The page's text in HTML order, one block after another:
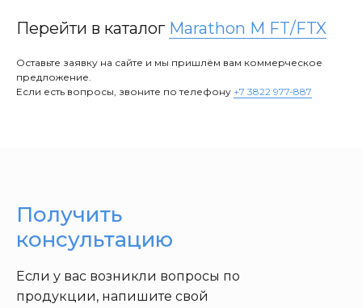
Перейти в каталог Marathon M FT/FTX
Оставьте заявку на сайте и мы пришлём вам коммерческое
предложение.
Если есть вопросы, звоните по телефону +7 3822 977-887
Если у вас возникли вопросы по
продукции, напишите свой
Получить
консультацию